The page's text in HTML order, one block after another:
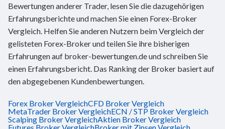
Bewertungen anderer Trader, lesen Sie die dazugehörigen
Erfahrungsberichte und machen Sie einen Forex-Broker
Vergleich. Helfen Sie anderen Nutzern beim Vergleich der
gelisteten Forex-Broker und teilen Sie ihre bisherigen
Erfahrungen auf broker-bewertungen.de und schreiben Sie
einen Erfahrungsbericht. Das Ranking der Broker basiert auf
den abgegebenen Kundenbewertungen.
Forex Broker VergleichCFD Broker Vergleich
MetaTrader Broker VergleichECN / STP Broker Vergleich
Scalping Broker VergleichAktien Broker Vergleich
Futures Broker VergleichBroker mit Zinsen Vergleich